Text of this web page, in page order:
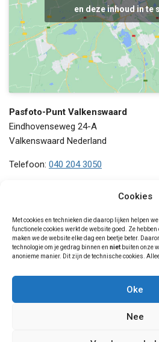
Cookies
Met cookies en technieken die daarop lijken helpen
functionele cookies werkt de website goed. Ze
maken we de website elke dag een beetje beter.
technologie om je gedrag binnen en niet buiten onze
anonieme manier. Dit zijn de technische cookies.
Oke
Nee
en deze inhoud in te
Pasfoto-Punt Valkenswaard
Eindhovenseweg 24-A
Valkenswaard Nederland
Telefoon: 040 204 3050
Woensdag
09:00 - 18:00
Donderdag
09:00 - 18:00
Vrijdag
09:00 - 18:00
Zaterdag
09:00 - 17:00
Zondag
gesloten